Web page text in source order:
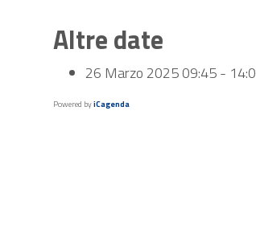
Altre date
26 Marzo 202509:45 -
Powered byiCagenda